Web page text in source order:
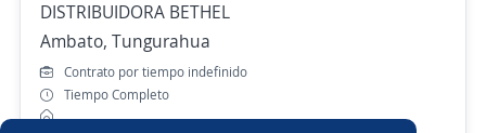
DISTRIBUIDORA BETHEL
Ambato, Tungurahua
Contrato por tiempo indefinido
Tiempo Completo